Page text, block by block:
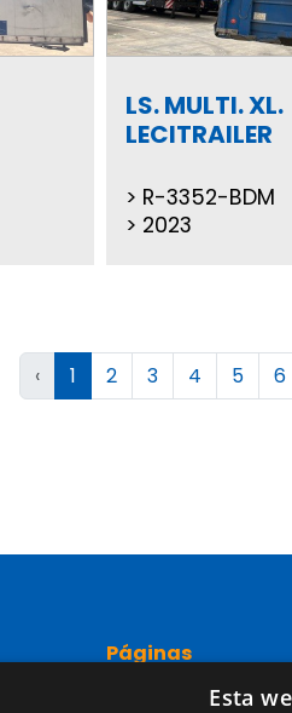
LS. MULTI. XL.
LECITRAILER
R-3352-BDM
2023
‹ 1 2 3 4 5 6
Páginas
Esta